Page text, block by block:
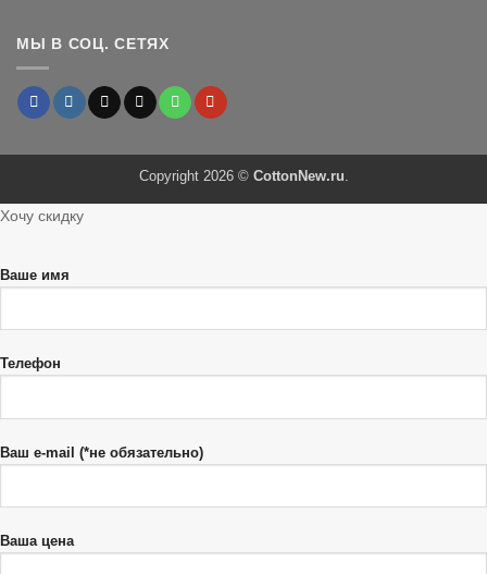
МЫ В СОЦ. СЕТЯХ
Copyright 2026 © CottonNew.ru.
Хочу скидку
Ваше имя
Телефон
Ваш e-mail (*не обязательно)
Ваша цена